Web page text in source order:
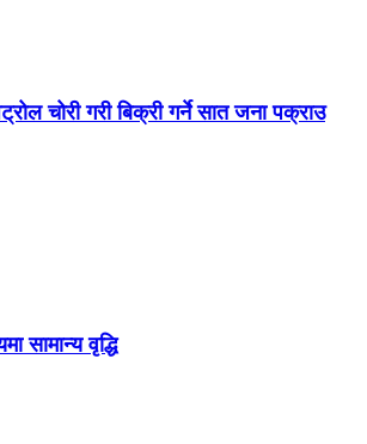
चोरी गरी बिक्री गर्ने सात जना पक्राउ
सामान्य वृद्धि